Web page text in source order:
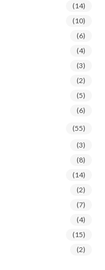
(14)
(10)
(6)
(4)
(3)
(2)
(5)
(6)
(55)
(3)
(8)
(14)
(2)
(7)
(4)
(15)
(2)